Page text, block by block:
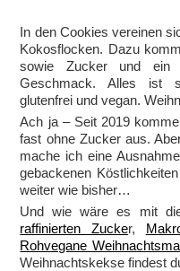
In den Cookies vereinen
Kokosflocken. Dazu
sowie Zucker und ein
Geschmack. Alles ist
glutenfrei und vegan.
Ach ja – Seit 2019
fast ohne Zucker aus.
mache ich eine
gebackenen
weiter wie bisher…
Und wie wäre es mit
raffinierten Zucker,
Rohvegane
Weihnachtskekse findest